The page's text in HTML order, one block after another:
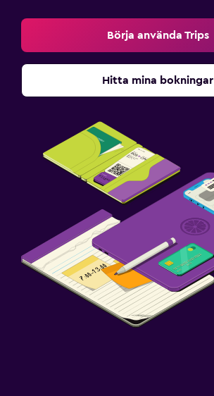
Börja använda Trips
Hitta mina bokningar